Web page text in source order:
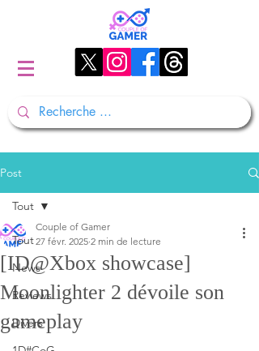
Post
Tout
News
Reviews
Divers
Tout
[ID@Xbox showcase]
Moonlighter 2 dévoile son
gameplay
Couple of Gamer
27 févr. 2025 2 min de lecture